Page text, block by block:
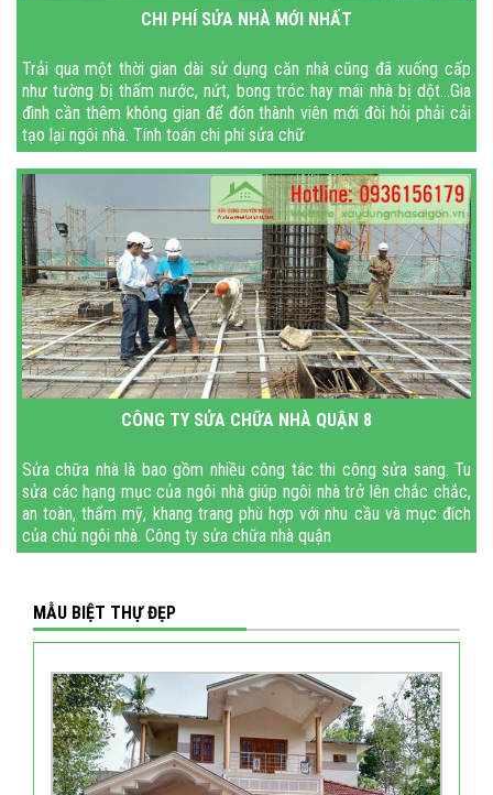
CHI PHÍ SỬA NHÀ MỚI NHẤT
Trải qua một thời gian dài sử dụng căn nhà cũng đã xuống cấp
như tường bị thấm nước, nứt, bong tróc hay mái nhà bị dột…Gia
đình cần thêm không gian để đón thành viên mới đòi hỏi phải cải
tạo lại ngôi nhà. Tính toán chi phí sửa chữ
CÔNG TY SỬA CHỮA NHÀ QUẬN 8
Sửa chữa nhà là bao gồm nhiều công tác thi công sửa sang. Tu
sửa các hạng mục của ngôi nhà giúp ngôi nhà trở lên chắc chắc,
an toàn, thẩm mỹ, khang trang phù hợp với nhu cầu và mục đích
của chủ ngôi nhà. Công ty sửa chữa nhà quận
MẪU BIỆT THỰ ĐẸP